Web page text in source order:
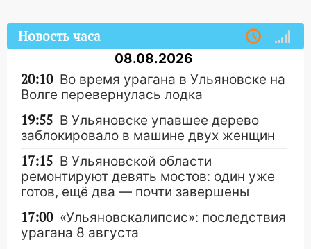
Новость часа
08.08.2026
20:10 Во время урагана в Ульяновске на
Волге перевернулась лодка
19:55 В Ульяновске упавшее дерево
заблокировало в машине двух женщин
17:15 В Ульяновской области
ремонтируют девять мостов: один уже
готов, ещё два — почти завершены
17:00 «Ульяновскалипсис»: последствия
урагана 8 августа